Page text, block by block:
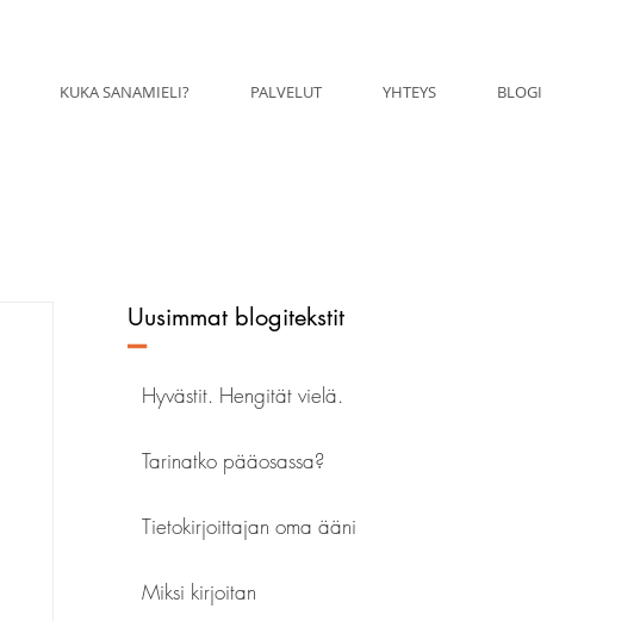
KUKA SANAMIELI? PALVELUT YHTEYS BLOGI
Uusimmat blogitekstit
–
Hyvästit. Hengität vielä.
Tarinatko pääosassa?
Tietokirjoittajan oma ääni
Miksi kirjoitan